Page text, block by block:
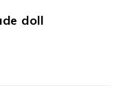
doll